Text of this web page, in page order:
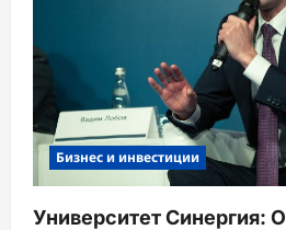
Бизнес и инвестиции
Университет Синергия: